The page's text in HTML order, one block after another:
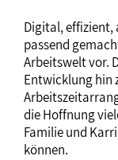
Digital, effizient,
passend
Arbeitswelt vor.
Entwicklung hin
die Hoffnung
Familie und
können.